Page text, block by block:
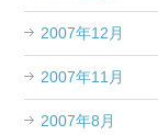
2007年12月
2007年11月
2007年8月